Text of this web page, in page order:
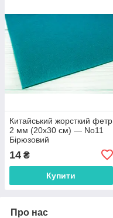
Китайський жорсткий фетр
2 мм (20х30 см) — No11
Бірюзовий
14 ₴
Купити
Про нас